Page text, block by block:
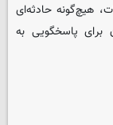
هیچ‌گونه حادثه‌ای
برای پاسخگویی به